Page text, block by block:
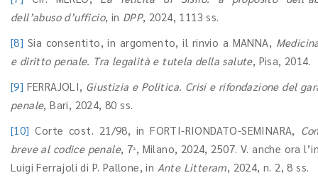
dell’abuso d’ufficio, in DPP, 2024, 1113 ss.
[8] Sia consentito, in argomento, il rinvio a MANNA,
e diritto penale. Tra legalità e tutela della salute, Pisa, 2014.
[9] FERRAJOLI, Giustizia e Politica. Crisi e rifondazione del
penale, Bari, 2024, 80 ss.
[10] Corte cost. 21/98, in FORTI-RIONDATO-SEMINARA,
breve al codice penale, 7ᵃ, Milano, 2024, 2507. V. anche ora
Luigi Ferrajoli di P. Pallone, in Ante Litteram, 2024, n. 2, 8 ss.